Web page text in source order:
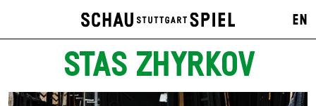
EN
STAS ZHYRKOV